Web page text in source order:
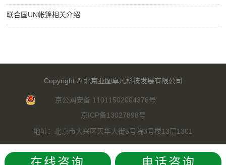
联合国UN帐篷相关介绍
Copyright © 北京亚图卓凡科技发展有限公司
京公网安备 11011502004376号
京ICP备13027898号
地址：北京市大兴区天华大街5号院3号楼13层1301
在线咨询 电话咨询